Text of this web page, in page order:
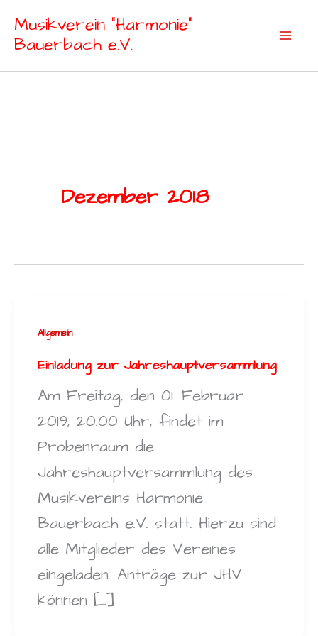
Inhalt
Musikverein "Harmonie"
Bauerbach e.V.
Dezember 2018
Allgemein
Einladung zur Jahreshauptversammlung
Am Freitag, den 01. Februar
2019, 20.00 Uhr, findet im
Probenraum die
Jahreshauptversammlung des
Musikvereins Harmonie
Bauerbach e.V. statt. Hierzu sind
alle Mitglieder des Vereines
eingeladen. Anträge zur JHV
können […]